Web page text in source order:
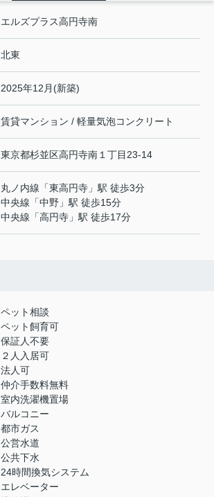
エルズプラス高円寺南
北東
2025年12月(新築)
賃貸マンション / 軽量気泡コンクリート
東京都杉並区高円寺南 １丁目23-14
丸ノ内線 「東高円寺 」駅 徒歩3分
中央線 「中野 」駅 徒歩15分
中央線 「高円寺 」駅 徒歩17分
ペット相談
ペット飼育可
保証人不要
２人入居可
法人可
仲介手数料無料
室内洗濯機置場
バルコニー
都市ガス
公営水道
公共下水
24時間換気システム
エレベーター